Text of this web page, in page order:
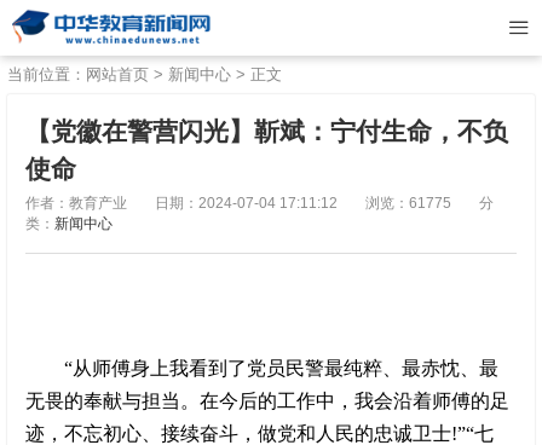
当前位置： 网站首页 > 新闻中心 > 正文
【党徽在警营闪光】靳斌：宁付生命，不负
使命
作者：教育产业 日期：2024-07-04 17:11:12 浏览：61775
分
类： 新闻中心
“从师傅身上我看到了党员民警最纯粹、最赤忱、最
无畏的奉献与担当。在今后的工作中，我会沿着师傅的足
迹，不忘初心、接续奋斗，做党和人民的忠诚卫士!”“七